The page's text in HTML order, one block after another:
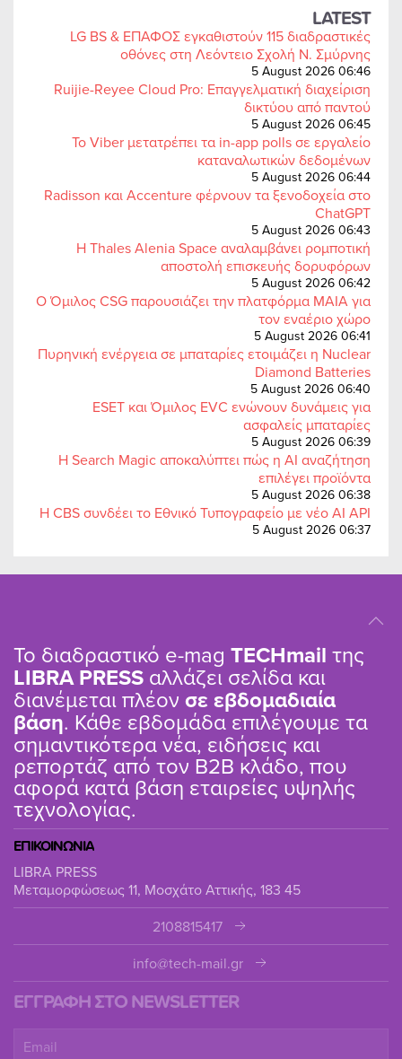
LATEST
LG BS & ΕΠΑΦΟΣ εγκαθιστούν 115 διαδραστικές
οθόνες στη Λεόντειο Σχολή Ν. Σμύρνης
5 August 2026 06:46
Ruijie-Reyee Cloud Pro: Επαγγελματική διαχείριση
δικτύου από παντού
5 August 2026 06:45
Το Viber μετατρέπει τα in-app polls σε εργαλείο
καταναλωτικών δεδομένων
5 August 2026 06:44
Radisson και Accenture φέρνουν τα ξενοδοχεία στο
ChatGPT
5 August 2026 06:43
Η Thales Alenia Space αναλαμβάνει ρομποτική
αποστολή επισκευής δορυφόρων
5 August 2026 06:42
Ο Όμιλος CSG παρουσιάζει την πλατφόρμα MAIA για
τον εναέριο χώρο
5 August 2026 06:41
Πυρηνική ενέργεια σε μπαταρίες ετοιμάζει η Nuclear
Diamond Batteries
5 August 2026 06:40
ESET και Όμιλος EVC ενώνουν δυνάμεις για
ασφαλείς μπαταρίες
5 August 2026 06:39
Η Search Magic αποκαλύπτει πώς η AI αναζήτηση
επιλέγει προϊόντα
5 August 2026 06:38
Η CBS συνδέει το Εθνικό Τυπογραφείο με νέο AI API
5 August 2026 06:37
Το διαδραστικό e-mag TΕCHmail της
LIBRA PRESS αλλάζει σελίδα και
διανέμεται πλέον σε εβδομαδιαία
βάση. Κάθε εβδομάδα επιλέγουμε τα
σημαντικότερα νέα, ειδήσεις και
ρεπορτάζ από τον B2B κλάδο, που
αφορά κατά βάση εταιρείες υψηλής
τεχνολογίας.
ΕΠΙΚΟΙΝΩΝΙΑ
LIBRA PRESS
Μεταμορφώσεως 11, Μοσχάτο Αττικής, 183 45
2108815417
info@tech-mail.gr
ΕΓΓΡΑΦΗ ΣΤΟ NEWSLETTER